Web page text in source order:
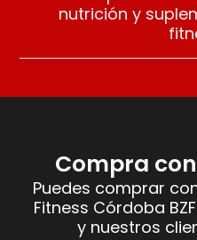
nutrición y
Compra
Puedes comprar
Fitness Córdoba
y nuestros